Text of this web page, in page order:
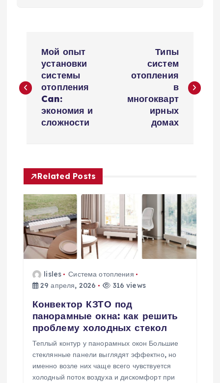
в
а
ц
и
я
п
Мой опыт
установки
системы
отопления
Can:
экономия и
сложности
Типы
систем
отопления
в
многокварт
ирных
домах
Related Posts
lisles
Система отопления
29 апреля, 2026
316 views
Конвектор КЗТО под
панорамные окна: как решить
проблему холодных стекол
Теплый контур у панорамных окон Большие
стеклянные панели выглядят эффектно, но
именно возле них чаще всего чувствуется
холодный поток воздуха и дискомфорт при